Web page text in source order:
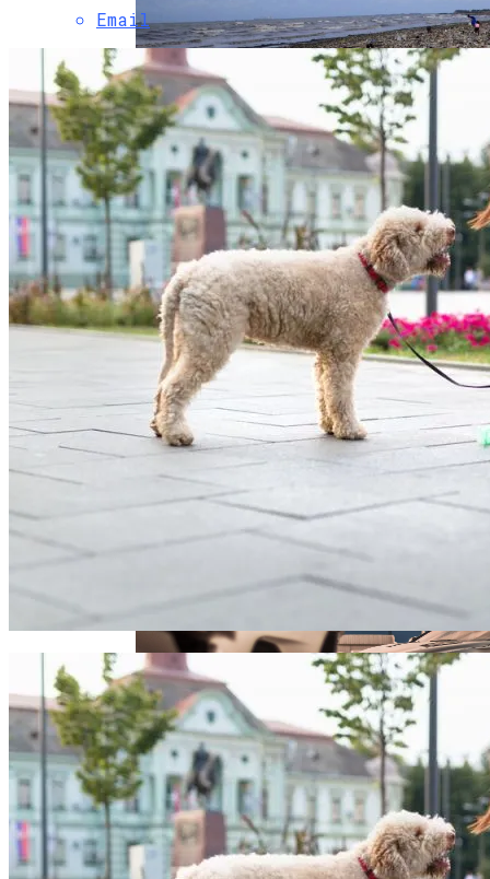
Растущая Концентрация Власти В
Руках Си Цзиньпина: Мир Не Обмануть
Военные Рельсы Спасут Британскую
Экономику?
Извержение Вулкана На Юге Исландии:
Чрезвычайное Положение И Эвакуация
Индия Не Будет Спрашивать
Разрешения На Запуск Моделей ИИ
В Киеве Появится Арт-Объект В Виде
«Мусорного Человека»
В Киеве Устроили Пробег Суперкаров
Email